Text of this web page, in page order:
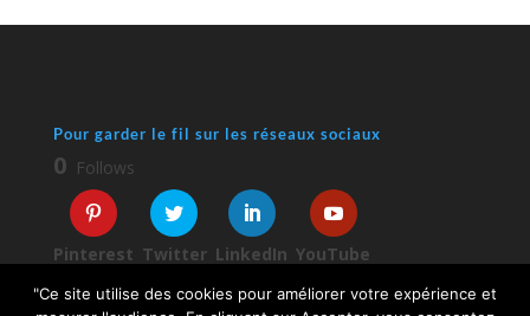
Pour garder le fil sur les réseaux sociaux
0 Follows
Pinterest Twitter LinkedIn YouTube
"Ce site utilise des cookies pour améliorer votre expérience et